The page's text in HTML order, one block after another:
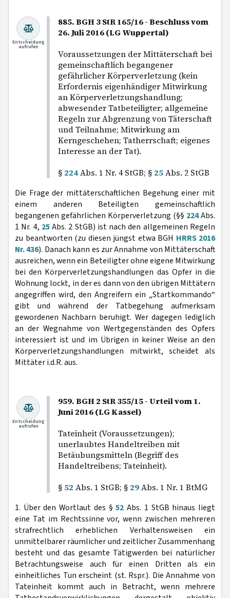
885. BGH 3 StR 165/16 - Beschluss vom
26. Juli 2016 (LG Wuppertal)
Voraussetzungen der Mittäterschaft bei
gemeinschaftlich begangener
gefährlicher Körperverletzung (kein
Erfordernis eigenhändiger Mitwirkung
an Körperverletzungshandlung;
abwesender Tatbeteiligter; allgemeine
Regeln zur Abgrenzung von Täterschaft
und Teilnahme; Mitwirkung am
Kerngeschehen; Tatherrschaft; eigenes
Interesse an der Tat).
§ 224Abs. 1 Nr. 4 StGB; § 25Abs. 2 StGB
Entscheidung
aufrufen
Die Frage der mittäterschaftlichen Begehung einer mit
einem anderen Beteiligten gemeinschaftlich
begangenen gefährlichen Körperverletzung (§§ 224Abs.
1 Nr. 4, 25Abs. 2 StGB) ist nach den allgemeinen Regeln
zu beantworten (zu diesen jüngst etwa BGH HRRS 2016
Nr. 436). Danach kann es zur Annahme von Mittäterschaft
ausreichen, wenn ein Beteiligter ohne eigene Mitwirkung
bei den Körperverletzungshandlungen das Opfer in die
Wohnung lockt, in der es dann von den übrigen Mittätern
angegriffen wird, den Angreifern ein „Startkommando“
gibt und während der Tatbegehung aufmerksam
gewordenen Nachbarn beruhigt. Wer dagegen lediglich
an der Wegnahme von Wertgegenständen des Opfers
interessiert ist und im Übrigen in keiner Weise an den
Körperverletzungshandlungen mitwirkt, scheidet als
Mittäter i.d.R. aus.
959. BGH 2 StR 355/15 - Urteil vom 1.
Juni 2016 (LG Kassel)
Tateinheit (Voraussetzungen);
unerlaubtes Handeltreiben mit
Betäubungsmitteln (Begriff des
Handeltreibens; Tateinheit).
§ 52 Abs. 1 StGB; § 29Abs. 1 Nr. 1 BtMG
Entscheidung
aufrufen
1. Über den Wortlaut des §52 Abs. 1 StGB hinaus liegt
eine Tat im Rechtssinne vor, wenn zwischen mehreren
strafrechtlich erheblichen Verhaltensweisen ein
unmittelbarer räumlicher und zeitlicher Zusammenhang
besteht und das gesamte Tätigwerden bei natürlicher
Betrachtungsweise auch für einen Dritten als ein
einheitliches Tun erscheint (st. Rspr.). Die Annahme von
Tateinheit kommt auch in Betracht, wenn mehrere